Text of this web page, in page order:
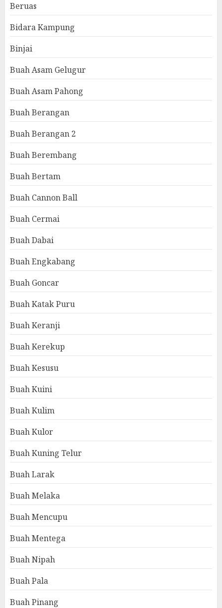
Beruas
Bidara Kampung
Binjai
Buah Asam Gelugur
Buah Asam Pahong
Buah Berangan
Buah Berangan 2
Buah Berembang
Buah Bertam
Buah Cannon Ball
Buah Cermai
Buah Dabai
Buah Engkabang
Buah Goncar
Buah Katak Puru
Buah Keranji
Buah Kerekup
Buah Kesusu
Buah Kuini
Buah Kulim
Buah Kulor
Buah Kuning Telur
Buah Larak
Buah Melaka
Buah Mencupu
Buah Mentega
Buah Nipah
Buah Pala
Buah Pinang